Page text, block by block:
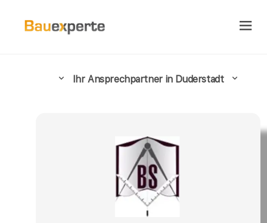
Ihr Ansprechpartner in Duderstadt